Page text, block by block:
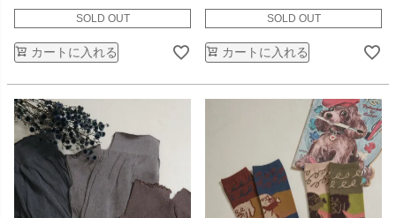
SOLD OUT
カートに入れる
SOLD OUT
カートに入れる